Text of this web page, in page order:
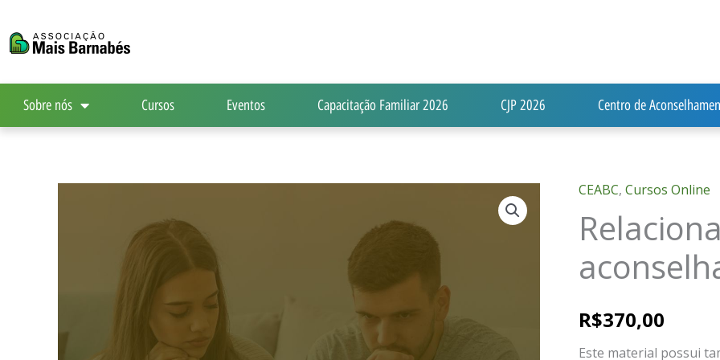
para
conteúdo
Sobre nós Cursos Eventos Capacitação Familiar 2026 CJP 2026 Centro de
CEABC, Cursos Online
R$370,00
Este material possui
Relacionamento
conjugal
e
aconselhamento
casais
quantidade